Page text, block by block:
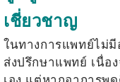
เชี่ยวชาญ
ในทางการแพทย์ไม่
ส่งปรึกษาแพทย์ เนื่อ